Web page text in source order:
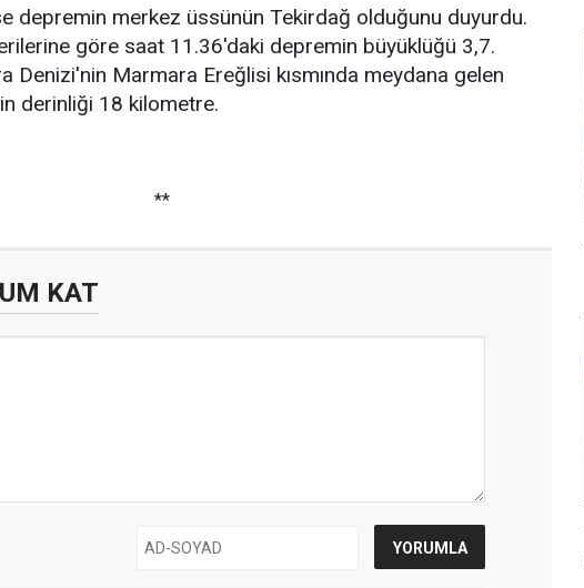
depremin merkez üssünün Tekirdağ olduğunu duyurdu.
göre saat 11.36'daki depremin büyüklüğü 3,7.
Denizi'nin Marmara Ereğlisi kısmında meydana gelen
derinliği 18 kilometre.
**
KAT